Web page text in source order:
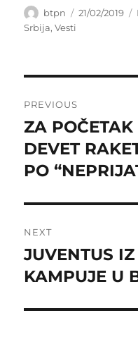
Author
btpn
Posted
21/02/2019
Srbija,Vesti
navigation
PREVIOUS
Previous
post:
ZA
DEVET
PO
NEXT
Next
post:
JUVENTUS
KAMPUJE U